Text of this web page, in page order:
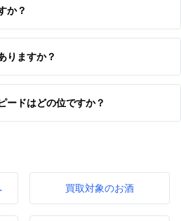
か？
りますか？
ードはどの位ですか？
買取対象のお酒